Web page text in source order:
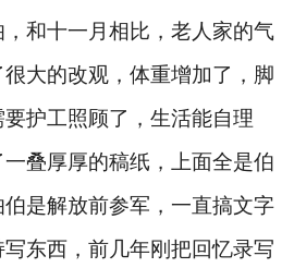
和十一月相比，老人家的气
大的改观，体重增加了，脚
护工照顾了，生活能自理
叠厚厚的稿纸，上面全是伯
是解放前参军，一直搞文字
东西，前几年刚把回忆录写